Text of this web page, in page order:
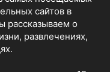
сайтов в
рассказываем о
развлечениях,